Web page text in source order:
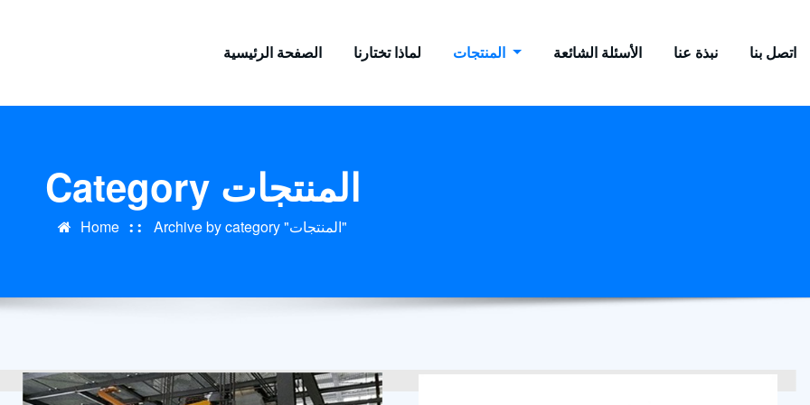
الصفحة الرئيسية لماذا تختارنا الأسئلة الشائعة نبذة عنا اتصل بنا
Category المنتجات
Home Archive by category "المنتجات"